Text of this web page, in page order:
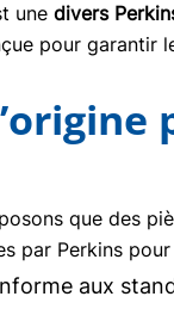
une divers
pour garantir
que des
par Perkins
aux